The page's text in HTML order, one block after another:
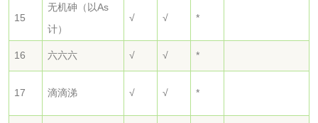
15
无机砷（以As
计）
√ √ *
16 六六六 √ √ *
17 滴滴涕 √ √ *
陶瓷颜料检测
油墨成分分析